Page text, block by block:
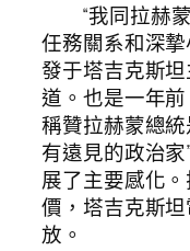
“我同拉赫
任務關系和深
發于塔吉克斯
道。也是一年
稱贊拉赫蒙總
有遠見的政治
展了主要感化
價，塔吉克斯
放。